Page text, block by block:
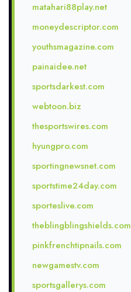
matahari88play.net
moneydescriptor.com
youthsmagazine.com
painaidee.net
sportsdarkest.com
webtoon.biz
thesportswires.com
hyungpro.com
sportingnewsnet.com
sportstime24day.com
sporteslive.com
theblingblingshields.com
pinkfrenchtipnails.com
newgamestv.com
sportsgallerys.com